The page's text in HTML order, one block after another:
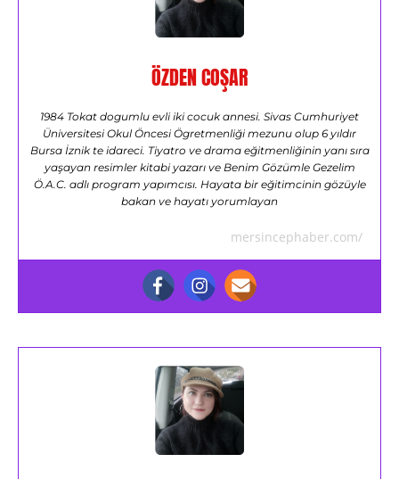
ÖZDEN COŞAR
1984 Tokat dogumlu evli iki cocuk annesi. Sivas Cumhuriyet
Üniversitesi Okul Öncesi Ögretmenliği mezunu olup 6 yıldır
Bursa İznik te idareci. Tiyatro ve drama eğitmenliğinin yanı sıra
yaşayan resimler kitabi yazarı ve Benim Gözümle Gezelim
Ö.A.C. adlı program yapımcısı. Hayata bir eğitimcinin gözüyle
bakan ve hayatı yorumlayan
mersincephaber.com/